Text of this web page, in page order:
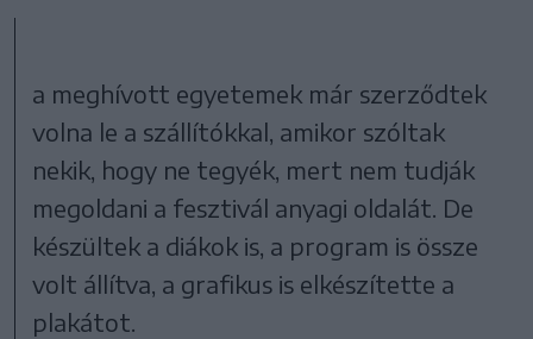
a meghívott egyetemek már szerződtek
volna le a szállítókkal, amikor szóltak
nekik, hogy ne tegyék, mert nem tudják
megoldani a fesztivál anyagi oldalát. De
készültek a diákok is, a program is össze
volt állítva, a grafikus is elkészítette a
plakátot.